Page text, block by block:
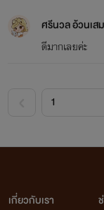
ศรีนวล อ้วนเส
ดีมากเลยค่ะ
เกี่ยวกับเรา